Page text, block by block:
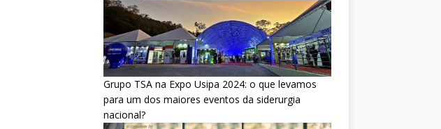
Grupo TSA na Expo Usipa 2024: o que levamos
para um dos maiores eventos da siderurgia
nacional?